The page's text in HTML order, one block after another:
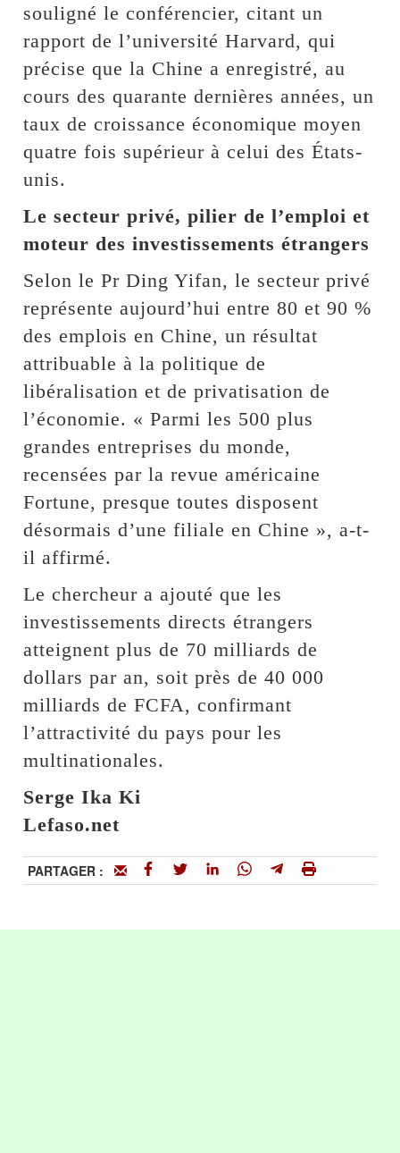
souligné le conférencier, citant un
rapport de l’université Harvard, qui
précise que la Chine a enregistré, au
cours des quarante dernières années, un
taux de croissance économique moyen
quatre fois supérieur à celui des États-
unis.
Le secteur privé, pilier de l’emploi et
moteur des investissements étrangers
Selon le Pr Ding Yifan, le secteur privé
représente aujourd’hui entre 80 et 90 %
des emplois en Chine, un résultat
attribuable à la politique de
libéralisation et de privatisation de
l’économie. « Parmi les 500 plus
grandes entreprises du monde,
recensées par la revue américaine
Fortune, presque toutes disposent
désormais d’une filiale en Chine », a-t-
il affirmé.
Le chercheur a ajouté que les
investissements directs étrangers
atteignent plus de 70 milliards de
dollars par an, soit près de 40 000
milliards de FCFA, confirmant
l’attractivité du pays pour les
multinationales.
Serge Ika Ki
Lefaso.net
PARTAGER :